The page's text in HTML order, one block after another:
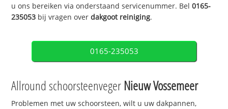
u ons bereiken via onderstaand servicenummer. Bel0165-
235053 bij vragen overdakgoot reiniging.
0165-235053
Allround schoorsteenveger Nieuw Vossemeer
Problemen met uw schoorsteen, wilt u uw dakpannen,